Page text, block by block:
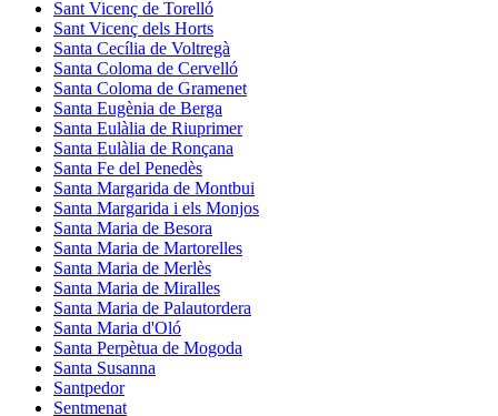
Sant Vicenç de Torelló
Sant Vicenç dels Horts
Santa Cecília de Voltregà
Santa Coloma de Cervelló
Santa Coloma de Gramenet
Santa Eugènia de Berga
Santa Eulàlia de Riuprimer
Santa Eulàlia de Ronçana
Santa Fe del Penedès
Santa Margarida de Montbui
Santa Margarida i els Monjos
Santa Maria de Besora
Santa Maria de Martorelles
Santa Maria de Merlès
Santa Maria de Miralles
Santa Maria de Palautordera
Santa Maria d'Oló
Santa Perpètua de Mogoda
Santa Susanna
Santpedor
Sentmenat